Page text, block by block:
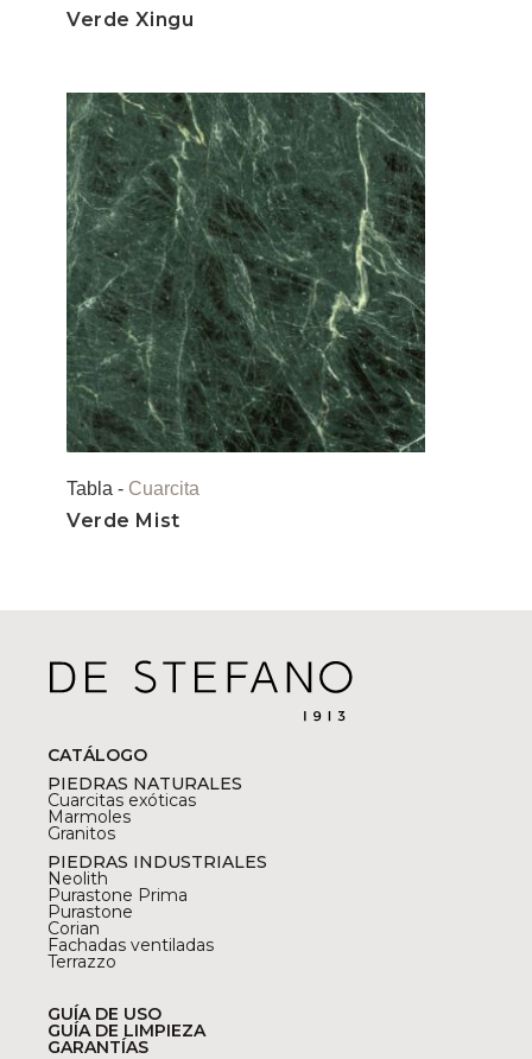
Verde Xingu
Tabla - Cuarcita
Verde Mist
CATÁLOGO
PIEDRAS NATURALES
Cuarcitas exóticas
Marmoles
Granitos
PIEDRAS INDUSTRIALES
Neolith
Purastone Prima
Purastone
Corian
Fachadas ventiladas
Terrazzo
GUÍA DE USO
GUÍA DE LIMPIEZA
GARANTÍAS